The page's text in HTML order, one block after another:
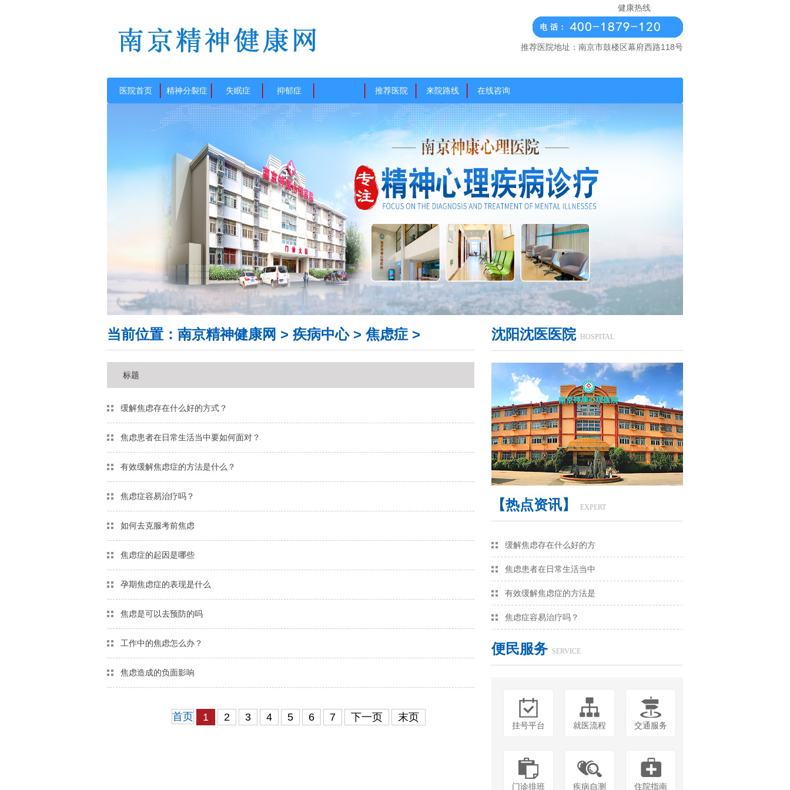
健康热线
推荐医院地址：南京市鼓楼区幕府西路118号
医院首页 精神分裂症 失眠症 抑郁症 推荐医院 来院路线 在线咨询
当前位置： 南京精神健康网 > 疾病中心> 焦虑症 >
标题
缓解焦虑存在什么好的方式？
焦虑患者在日常生活当中要如何面对？
有效缓解焦虑症的方法是什么？
焦虑症容易治疗吗？
如何去克服考前焦虑
焦虑症的起因是哪些
孕期焦虑症的表现是什么
焦虑是可以去预防的吗
工作中的焦虑怎么办？
焦虑造成的负面影响
首页 1 2 3 4 5 6 7 下一页 末页
沈阳沈医医院 HOSPITAL
【热点资讯】 EXPERT
缓解焦虑存在什么好的方
焦虑患者在日常生活当中
有效缓解焦虑症的方法是
焦虑症容易治疗吗？
便民服务 SERVICE
挂号平台 就医流程 交通服务
门诊排班 疾病自测 住院指南